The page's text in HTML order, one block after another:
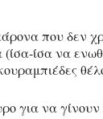
που δεν
ίσα να
για να γίνουν